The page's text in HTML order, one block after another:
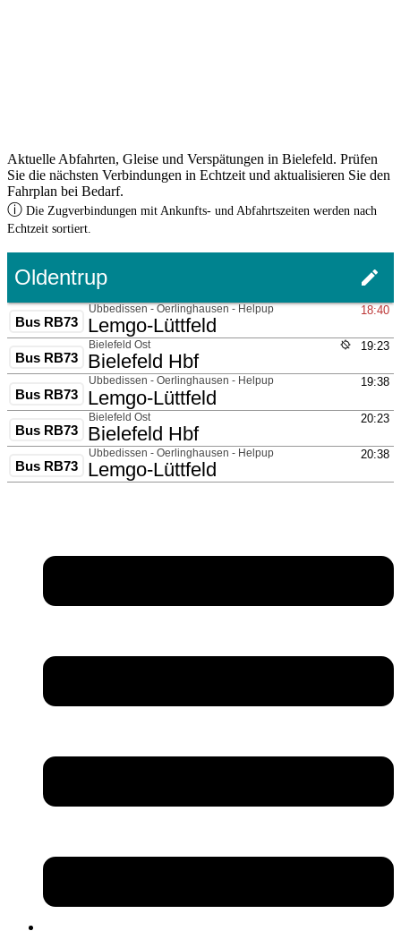
Aktuelle Abfahrten, Gleise und Verspätungen in Bielefeld. Prüfen
Sie die nächsten Verbindungen in Echtzeit und aktualisieren Sie den
Fahrplan bei Bedarf.
ⓘ Die Zugverbindungen mit Ankunfts- und Abfahrtszeiten werden nach
Echtzeit sortiert.